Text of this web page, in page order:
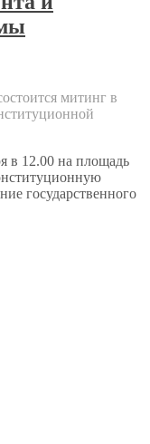
митинг в
в 12.00 на площадь
государственного